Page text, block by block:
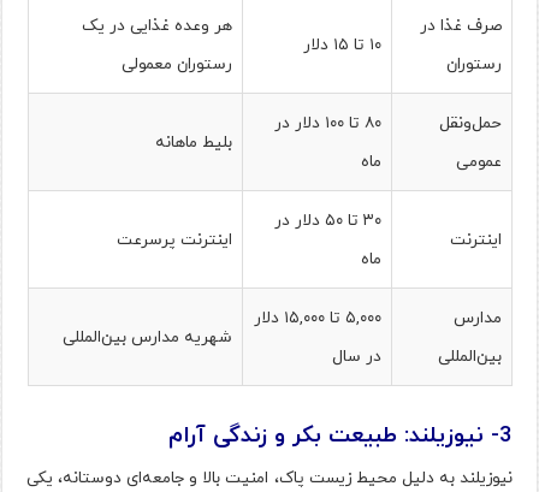
صرف غذا در
رستوران
۱۰ تا ۱۵ دلار
هر وعده غذایی در یک
رستوران معمولی
حمل‌ونقل
عمومی
۸۰ تا ۱۰۰ دلار در
ماه
بلیط ماهانه
اینترنت
۳۰ تا ۵۰ دلار در
ماه
اینترنت پرسرعت
مدارس
بین‌المللی
۵,۰۰۰ تا ۱۵,۰۰۰ دلار
در سال
شهریه مدارس بین‌المللی
3- نیوزیلند: طبیعت بکر و زندگی آرام
نیوزیلند به دلیل محیط زیست پاک، امنیت بالا و جامعه‌ای دوستانه، یکی